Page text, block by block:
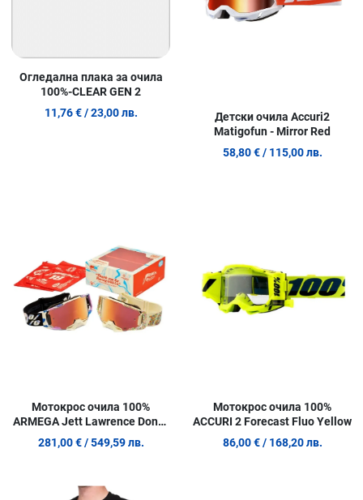
Огледална плака за очила
100%-CLEAR GEN 2
11,76 € / 23,00 лв.
Детски очила Accuri2
Matigofun - Mirror Red
58,80 € / 115,00 лв.
Quick View
Мотокрос очила 100%
ARMEGA Jett Lawrence Donut
- 2 чифта
281,00 € / 549,59 лв.
Мотокрос очила 100%
ACCURI 2 Forecast Fluo Yellow
86,00 € / 168,20 лв.